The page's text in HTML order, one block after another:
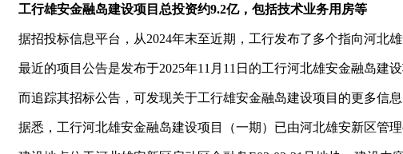
工行雄安金融岛建设项目总投资约9.2亿，包括技术业务用房等
据招投标信息平台，从2024年末至近期，工行发布了多个指向河北
最近的项目公告是发布于2025年11月11日的工行河北雄安金融岛建
而追踪其招标公告，可发现关于工行雄安金融岛建设项目的更多信息
据悉，工行河北雄安金融岛建设项目（一期）已由河北雄安新区管